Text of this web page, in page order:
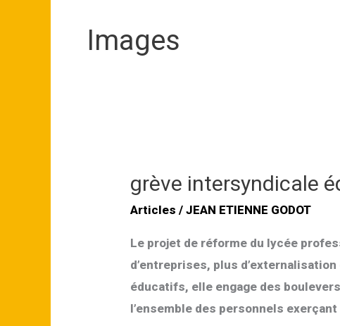
Images
grève intersyndicale
Articles /JEAN ETIENNE GODOT
Le projet de réforme du lycée
d’entreprises, plus
éducatifs, elle engage des
l’ensemble des personnels